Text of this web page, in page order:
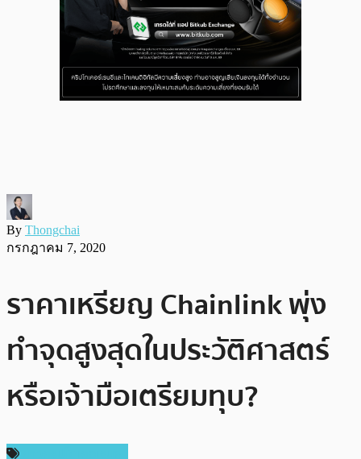
By Thongchai
กรกฎาคม 7, 2020
ราคาเหรียญ Chainlink พุ่ง
ทำจุดสูงสุดในประวัติศาสตร์
หรือเจ้ามือเตรียมทุบ?